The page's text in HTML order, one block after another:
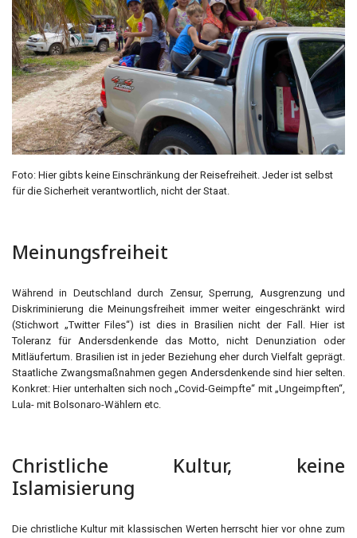
Foto: Hier gibts keine Einschränkung der Reisefreiheit. Jeder ist selbst
für die Sicherheit verantwortlich, nicht der Staat.
Meinungsfreiheit
Während in Deutschland durch Zensur, Sperrung, Ausgrenzung und
Diskriminierung die Meinungsfreiheit immer weiter eingeschränkt wird
(Stichwort „Twitter Files“) ist dies in Brasilien nicht der Fall. Hier ist
Toleranz für Andersdenkende das Motto, nicht Denunziation oder
Mitläufertum. Brasilien ist in jeder Beziehung eher durch Vielfalt geprägt.
Staatliche Zwangsmaßnahmen gegen Andersdenkende sind hier selten.
Konkret: Hier unterhalten sich noch „Covid-Geimpfte“ mit „Ungeimpften“,
Lula- mit Bolsonaro-Wählern etc.
Christliche Kultur, keine
Islamisierung
Die christliche Kultur mit klassischen Werten herrscht hier vor ohne zum